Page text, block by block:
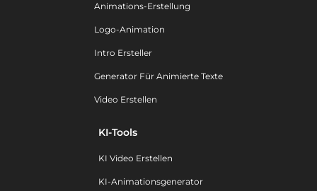
Animations-Erstellung
Logo-Animation
Intro Ersteller
Generator Für Animierte Texte
Video Erstellen
KI-Tools
KI Video Erstellen
KI-Animationsgenerator